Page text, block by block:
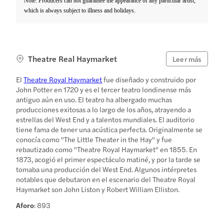
which is always subject to illness and holidays.
Theatre Real Haymarket Leer más
ElTheatre Royal Haymarketfue diseñado y construido por
John Potter en 1720 y es el tercer teatro londinense más
antiguo aún en uso. El teatro ha albergado muchas
producciones exitosas a lo largo de los años, atrayendo a
estrellas del West End y a talentos mundiales. El auditorio
tiene fama de tener una acústica perfecta. Originalmente se
conocía como "The Little Theater in the Hay" y fue
rebautizado como "Theatre Royal Haymarket" en 1855. En
1873, acogió el primer espectáculo matiné, y por la tarde se
tomaba una producción del West End. Algunos intérpretes
notables que debutaron en el escenario del Theatre Royal
Haymarket son John Liston y Robert William Elliston.
Aforo: 893